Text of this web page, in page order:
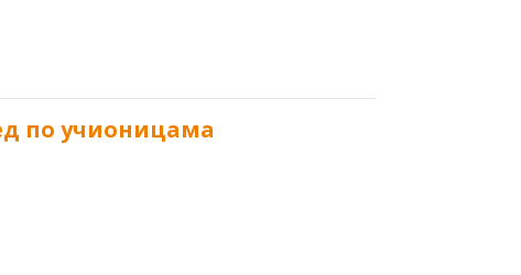
пo учиoницaмa